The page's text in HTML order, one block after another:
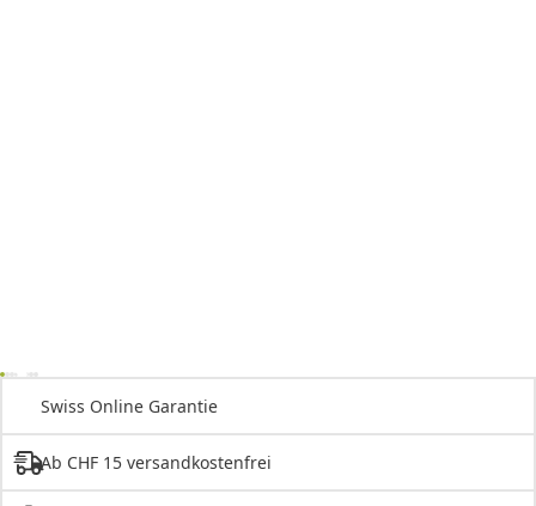
Swiss Online Garantie
Ab CHF 15 versandkostenfrei